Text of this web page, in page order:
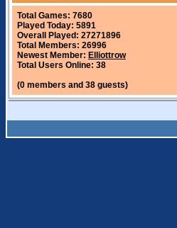
Total Games: 7680
Played Today: 5891
Overall Played: 27271896
Total Members: 26996
Newest Member: Elliottrow
Total Users Online: 38
(0 members and 38 guests)